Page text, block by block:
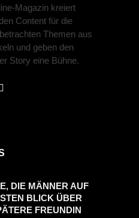
Magazin kreiert
Content für die
Themen aus
und geben den
Story eine Bühne.
DIE MÄNNER AUF
BLICK ÜBER
FREUNDIN